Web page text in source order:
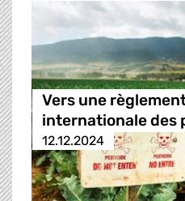
Vers une
internationale des
12.12.2024